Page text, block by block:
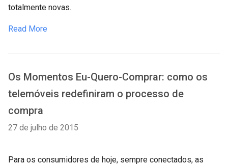
totalmente novas.
Read More
Os Momentos Eu-Quero-Comprar: como os
telemóveis redefiniram o processo de
compra
27 de julho de 2015
Para os consumidores de hoje, sempre conectados, as